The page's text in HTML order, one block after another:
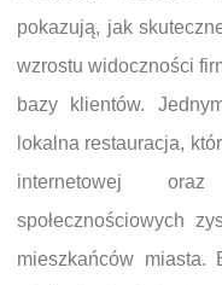
pokazują, jak
wzrostu widoczności
bazy klientów.
lokalna restauracja,
internetowej
społecznościowych
mieszkańców miasta.